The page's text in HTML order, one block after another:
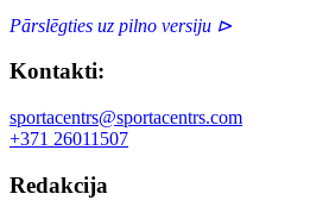
Pārslēgties uz pilno versiju ⊳
Kontakti:
sportacentrs@sportacentrs.com
+371 26011507
Redakcija